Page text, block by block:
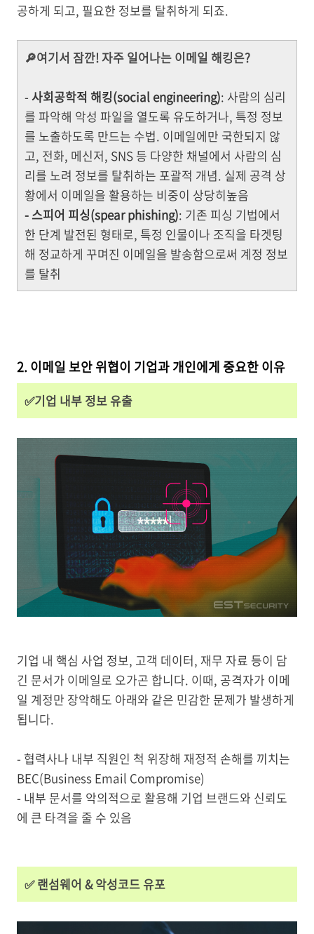
공하게 되고, 필요한 정보를 탈취하게 되죠.
🔎여기서 잠깐! 자주 일어나는 이메일 해킹은?
- 사회공학적 해킹(social engineering): 사람의 심리
를 파악해 악성 파일을 열도록 유도하거나, 특정 정보
를 노출하도록 만드는 수법. 이메일에만 국한되지 않
고, 전화, 메신저, SNS 등 다양한 채널에서 사람의 심
리를 노려 정보를 탈취하는 포괄적 개념. 실제 공격 상
황에서 이메일을 활용하는 비중이 상당히높음
- 스피어 피싱(spear phishing): 기존 피싱 기법에서
한 단계 발전된 형태로, 특정 인물이나 조직을 타겟팅
해 정교하게 꾸며진 이메일을 발송함으로써 계정 정보
를 탈취
2. 이메일 보안 위협이 기업과 개인에게 중요한 이유
✅기업 내부 정보 유출
기업 내 핵심 사업 정보, 고객 데이터, 재무 자료 등이 담
긴 문서가 이메일로 오가곤 합니다. 이때, 공격자가 이메
일 계정만 장악해도 아래와 같은 민감한 문제가 발생하게
됩니다.
- 협력사나 내부 직원인 척 위장해 재정적 손해를 끼치는
BEC(Business Email Compromise)
- 내부 문서를 악의적으로 활용해 기업 브랜드와 신뢰도
에 큰 타격을 줄 수 있음
✅ 랜섬웨어 & 악성코드 유포